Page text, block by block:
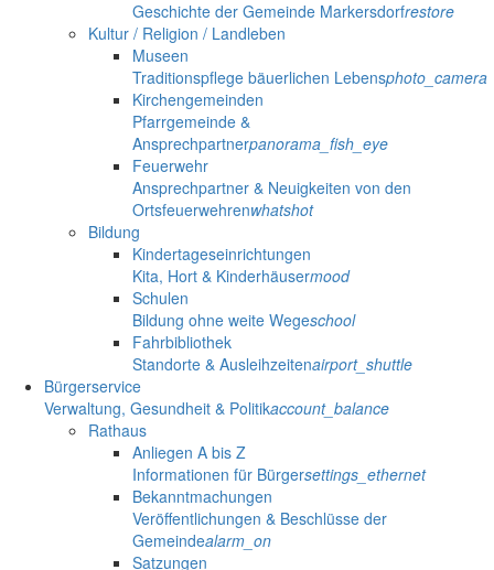
Geschichte der Gemeinde Markersdorfrestore
Kultur / Religion / Landleben
Museen
Traditionspflege bäuerlichen Lebensphoto_camera
Kirchengemeinden
Pfarrgemeinde &
Ansprechpartnerpanorama_fish_eye
Feuerwehr
Ansprechpartner & Neuigkeiten von den
Ortsfeuerwehrenwhatshot
Bildung
Kindertageseinrichtungen
Kita, Hort & Kinderhäusermood
Schulen
Bildung ohne weite Wegeschool
Fahrbibliothek
Standorte & Ausleihzeitenairport_shuttle
Bürgerservice
Verwaltung, Gesundheit & Politikaccount_balance
Rathaus
Anliegen A bis Z
Informationen für Bürgersettings_ethernet
Bekanntmachungen
Veröffentlichungen & Beschlüsse der
Gemeindealarm_on
Satzungen